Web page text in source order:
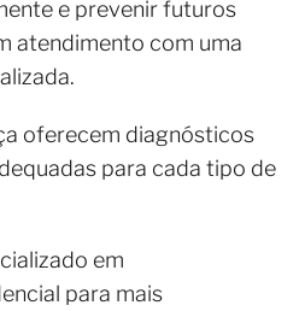
e prevenir futuros
atendimento com uma
oferecem diagnósticos
para cada tipo de
em
para mais